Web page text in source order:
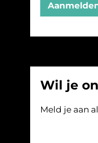
Wil je
Meld je aan